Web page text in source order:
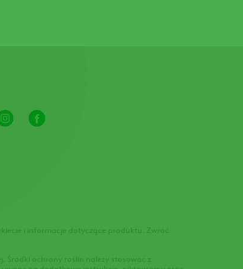
InstagramFacebook
i informacje dotyczące produktu. Zwróć
Środki ochrony roślin należy stosować z